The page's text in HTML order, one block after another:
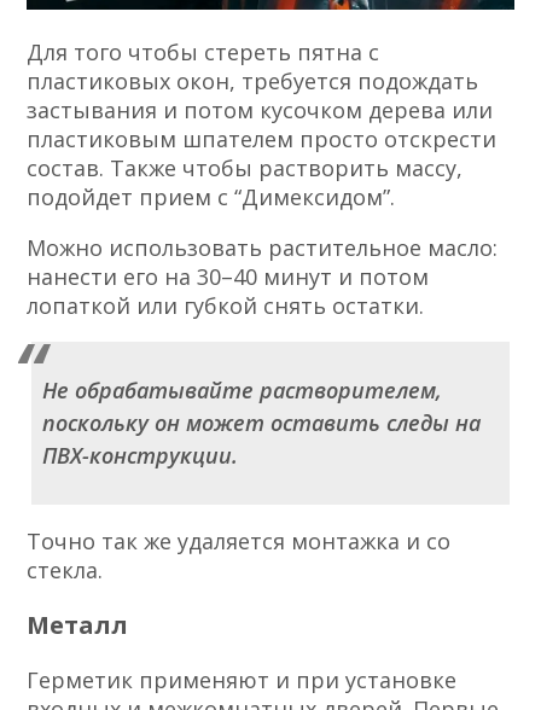
Для того чтобы стереть пятна с
пластиковых окон, требуется подождать
застывания и потом кусочком дерева или
пластиковым шпателем просто отскрести
состав. Также чтобы растворить массу,
подойдет прием с “Димексидом”.
Можно использовать растительное масло:
нанести его на 30–40 минут и потом
лопаткой или губкой снять остатки.
Не обрабатывайте растворителем,
поскольку он может оставить следы на
ПВХ-конструкции.
Точно так же удаляется монтажка и со
стекла.
Металл
Герметик применяют и при установке